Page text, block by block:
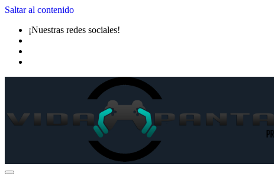
Saltar al contenido
¡Nuestras redes sociales!